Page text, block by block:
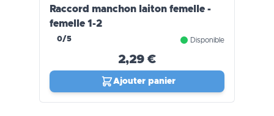
Raccord manchon laiton femelle -
femelle 1-2
0/5 Disponible
2,29 €
Ajouter panier